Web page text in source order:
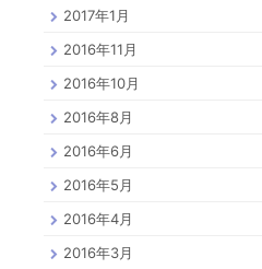
2017年1月
2016年11月
2016年10月
2016年8月
2016年6月
2016年5月
2016年4月
2016年3月